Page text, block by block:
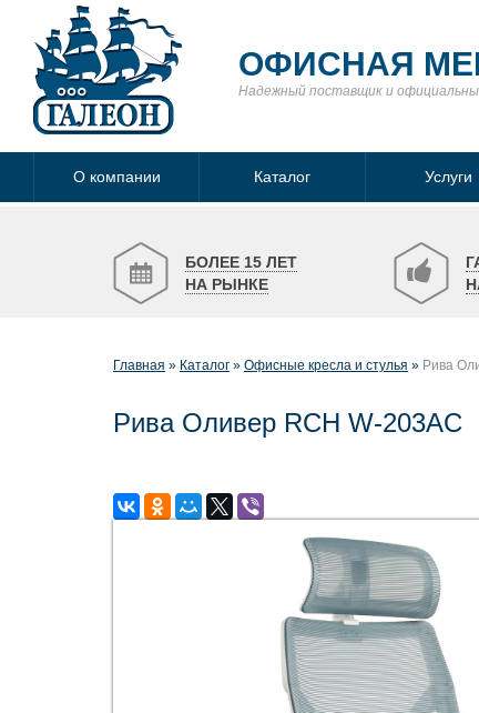
ОФИСНАЯ
Надежный поставщик и
О компании Каталог Услуги
БОЛЕЕ 15 ЛЕТ
НА РЫНКЕ
Главная Каталог Офисные кресла и стулья Рива
Рива Оливер RCH W-203AC